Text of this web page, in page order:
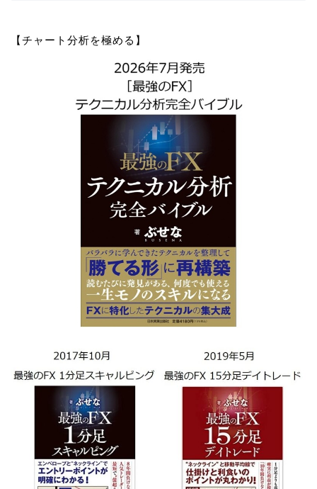
【チャート分析を極める】